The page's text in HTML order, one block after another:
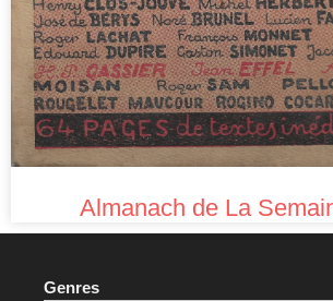
Almanach de La
Genres